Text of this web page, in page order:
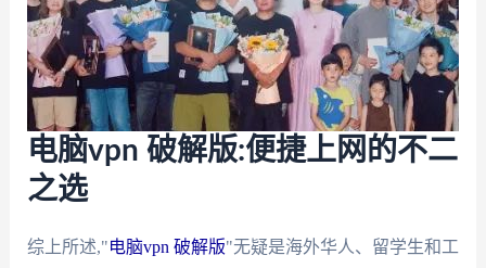
电脑vpn 破解版:便捷上网的不二
之选
综上所述,"电脑vpn 破解版"无疑是海外华人、留学生和工